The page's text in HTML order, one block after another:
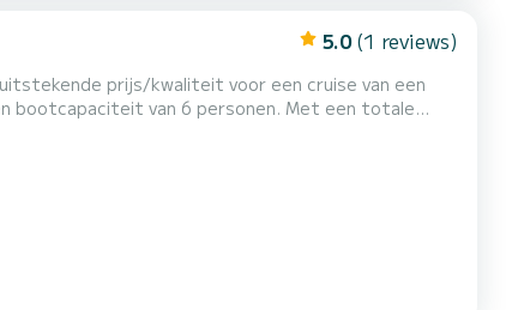
5.0 (1 reviews)
prijs/kwaliteit voor een cruise van een
het water in de omgeving van Röbel Deze